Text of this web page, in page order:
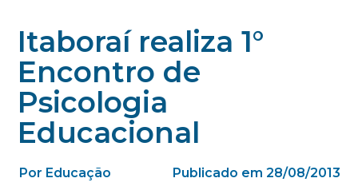
Itaboraí realiza 1°
Encontro de
Psicologia
Educacional
Por Educação Publicado em 28/08/2013